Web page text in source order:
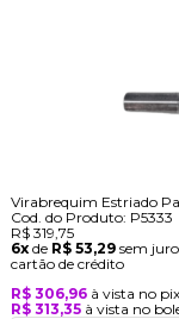
Virabrequim Estriado
Cod. do Produto: P5333
R$ 319,75
6xde R$ 53,29 sem
cartão de crédito
R$ 306,96 à vista no pix
R$ 313,35 à vista no